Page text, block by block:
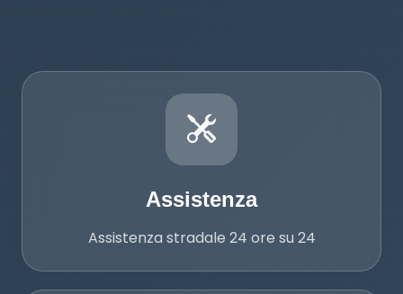
Assistenza
Assistenza
Assistenza stradale 24 ore su 24